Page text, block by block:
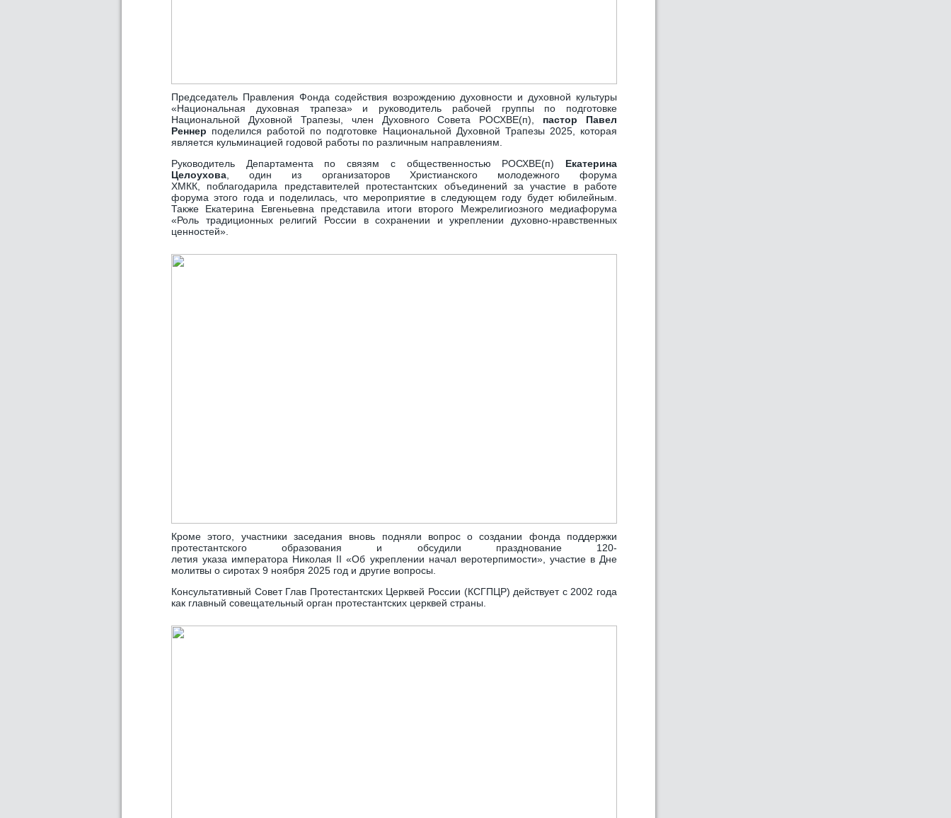
Председатель Правления Фонда содействия возрождению духовности и духовной культуры
«Национальная духовная трапеза» и руководитель рабочей группы по подготовке
Национальной Духовной Трапезы, член Духовного Совета РОСХВЕ(п), пастор Павел
Реннер поделился работой по подготовке Национальной Духовной Трапезы 2025, которая
является кульминацией годовой работы по различным направлениям.
Руководитель Департамента по связям с общественностью РОСХВЕ(п) Екатерина
Целоухова , один из организаторов Христианского молодежного форума
ХМКК,
поблагодарила представителей протестантских объединений за участие в работе
форума этого года и поделилась, что мероприятие в следующем году будет юбилейным.
Также Екатерина Евгеньевна представила итоги второго Межрелигиозного медиафорума
«Роль традиционных религий России в сохранении и укреплении духовно-нравственных
ценностей».
Кроме этого, участники заседания вновь подняли вопрос о создании фонда поддержки
протестантского образования и обсудили празднование 120-
летия указа императора Николая II «Об укреплении начал веротерпимости», участие в Дне
молитвы о сиротах 9 ноября 2025 год и другие вопросы.
Консультативный Совет Глав Протестантских Церквей России (КСГПЦР) действует с 2002 года
как главный совещательный орган протестантских церквей страны.